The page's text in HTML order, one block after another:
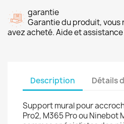
garantie
Garantie du produit, vous
avez acheté. Aide et
Description Détails
Support mural pour
Pro2, M365 Pro ou Ninebot